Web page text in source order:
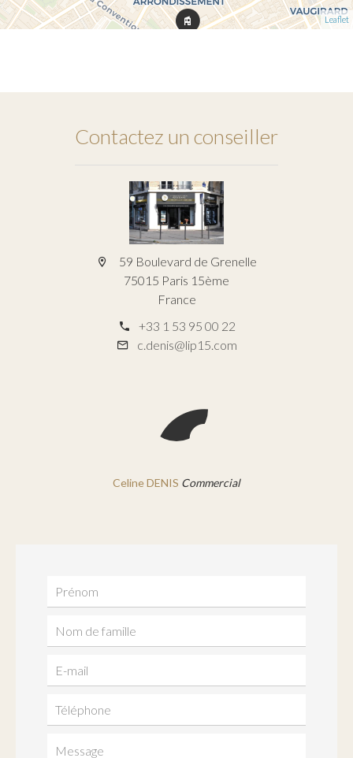
Leaflet
Contactez un conseiller
59 Boulevard de Grenelle
75015 Paris 15ème
France
+33 1 53 95 00 22
c.denis@lip15.com
Celine DENIS Commercial